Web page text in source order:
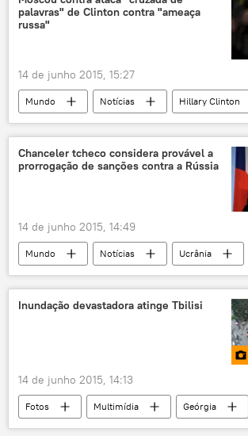
cooperação militar
exercícios militares
palavras" de Clinton contra "ameaça
russa"
14 de junho 2015, 15:27
Mundo Notícias
Hillary Clinton
Maria Zakharova
ameaça
política externa
campanha presidencial nos EUA 2016
EUA
Chanceler tcheco considera provável a
prorrogação de sanções contra a Rússia
14 de junho 2015, 14:49
Mundo Notícias
Ucrânia
Lubomir Zaoralek
G7
sanções
EUA
Rússia União Europeia
Inundação devastadora atinge Tbilisi
14 de junho 2015, 14:13
Fotos Multimídia
Geórgia
Tbilisi